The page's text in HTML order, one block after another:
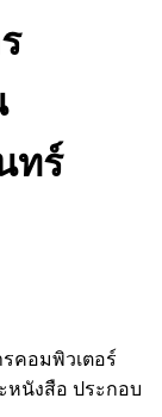
ทร์
คอมพิวเตอร์
หนังสือ ประกอบ